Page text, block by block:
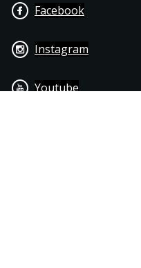
Facebook
Instagram
Youtube